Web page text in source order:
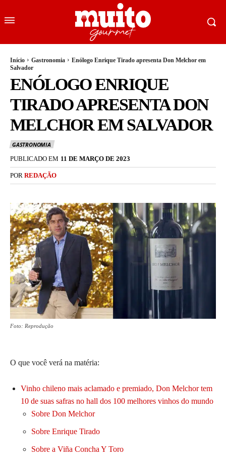
Início Gastronomia
Enólogo Enrique Tirado apresenta Don Melchor em
Salvador
ENÓLOGO ENRIQUE
TIRADO APRESENTA DON
MELCHOR EM SALVADOR
GASTRONOMIA
PUBLICADO EM 11 DE MARÇO DE 2023
POR REDAÇÃO
Foto: Reprodução
O que você verá na matéria:
Vinho chileno mais aclamado e premiado, Don Melchor tem
10 de suas safras no hall dos 100 melhores vinhos do mundo
Sobre Don Melchor
Sobre Enrique Tirado
Sobre a Viña Concha Y Toro